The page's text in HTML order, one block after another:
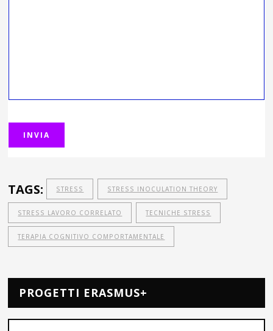
TAGS: STRESS STRESS INOCULATION THEORY
STRESS LAVORO CORRELATO TECNICHE STRESS
TERAPIA COGNITIVO COMPORTAMENTALE
PROGETTI ERASMUS+